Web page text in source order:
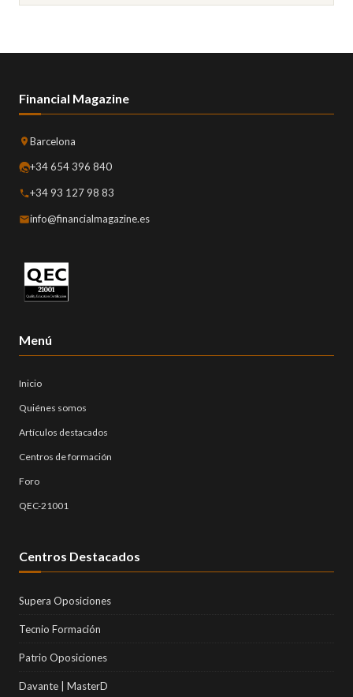
Financial Magazine
Barcelona
+34 654 396 840
+34 93 127 98 83
info@financialmagazine.es
Menú
Inicio
Quiénes somos
Artículos destacados
Centros de formación
Foro
QEC-21001
Centros Destacados
Supera Oposiciones
Tecnio Formación
Patrio Oposiciones
Davante | MasterD